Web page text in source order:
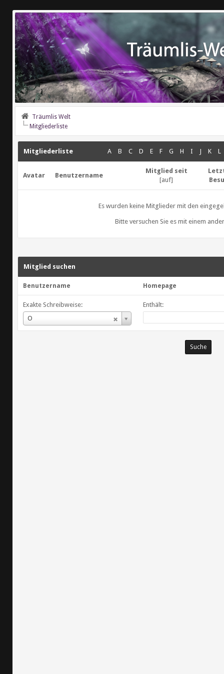
Träumlis Welt
Mitgliederliste
A B C D E F G H I J K L
Mitgliederliste
Avatar Benutzername
Mitglied seit
[auf]
Es wurden keine Mitglieder mit den
Bitte versuchen Sie es mit einem
Mitglied suchen
Benutzername Homepage
Exakte Schreibweise:
O
Benutzername
Enthält: